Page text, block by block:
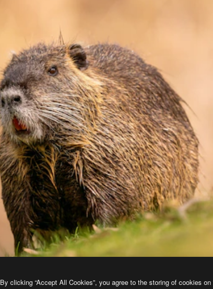
By clicking “Accept All Cookies”, you agree to the storing of cookies